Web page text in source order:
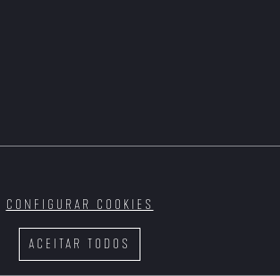
ACEITAR TODOS
CONFIGURAR COOKIES